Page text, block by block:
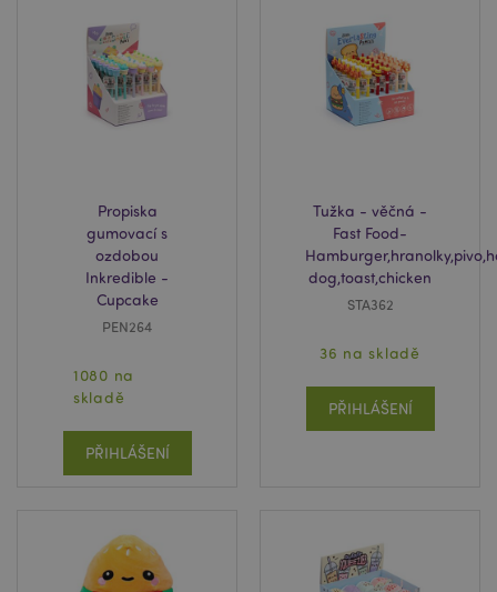
Propiska
gumovací s
ozdobou
Inkredible -
Cupcake
PEN264
1080 na
skladě
PŘIHLÁŠENÍ
Tužka - věčná -
Fast Food-
dog,toast,chicken
STA362
36 na skladě
PŘIHLÁŠENÍ